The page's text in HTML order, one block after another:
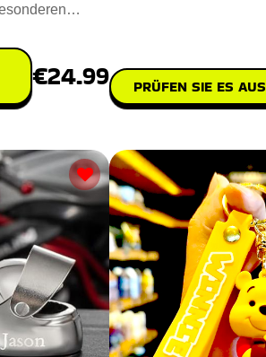
€24.99 PRÜFEN SIE ES AUS